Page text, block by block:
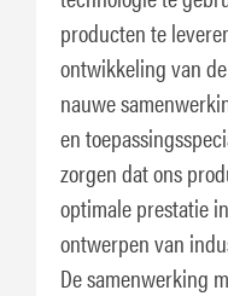
producten te
ontwikkeling van
nauwe
en
zorgen dat ons
optimale prestatie
ontwerpen van
De samenwerking